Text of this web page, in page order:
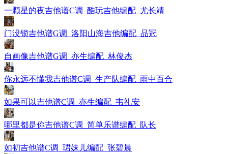
一颗星的夜吉他谱C调_酷玩吉他编配_尤长靖
门没锁吉他谱G调_洛阳山海吉他编配_品冠
自画像吉他谱G调_亦生编配_林俊杰
你永远不懂我吉他谱C调_生产队编配_雨中百合
如果可以吉他谱C调_亦生编配_韦礼安
哪里都是你吉他谱C调_简单乐谱编配_队长
如初吉他谱C调_珺妹儿编配_张碧晨